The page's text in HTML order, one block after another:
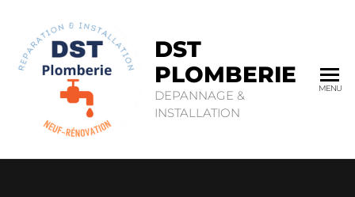
DST
PLOMBERIE
DEPANNAGE &
INSTALLATION
MENU